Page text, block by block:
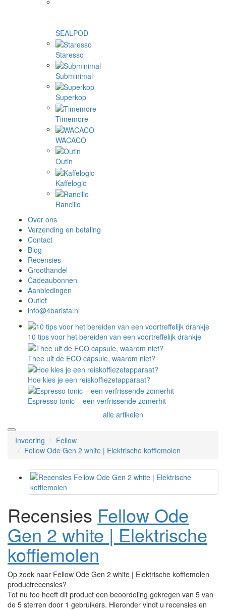
SEALPOD
Staresso
Subminimal
Superkop
Timemore
WACACO
Outin
Kaffelogic
Rancilio
Over ons
Verzending en betaling
Contact
Blog
Recensies
Groothandel
Cadeaubonnen
Aanbiedingen
Outlet
info@4barista.nl
10 tips voor het bereiden van een voortreffelijk drankje
Thee uit de ECO capsule, waarom niet?
Hoe kies je een reiskoffiezetapparaat?
Espresso tonic – een verfrissende zomerhit
alle artikelen
Invoering
Fellow
Fellow Ode Gen 2 white | Elektrische koffiemolen
Recensies Fellow Ode
Gen 2 white | Elektrische
koffiemolen
Op zoek naar Fellow Ode Gen 2 white | Elektrische koffiemolen
productrecensies?
Tot nu toe heeft dit product een beoordeling gekregen van 5 van
de 5 sterren door 1 gebruikers. Hieronder vindt u recensies en